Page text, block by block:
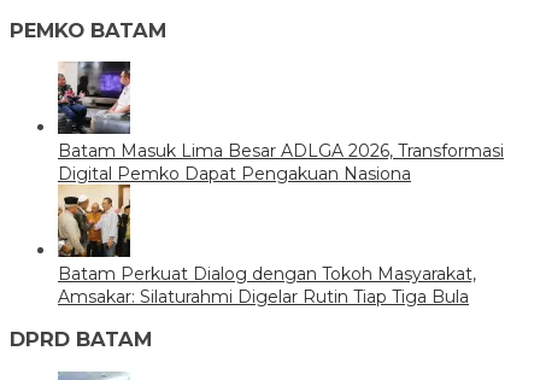
PEMKO BATAM
Batam Masuk Lima Besar ADLGA 2026, Transformasi
Digital Pemko Dapat Pengakuan Nasiona
Batam Perkuat Dialog dengan Tokoh Masyarakat,
Amsakar: Silaturahmi Digelar Rutin Tiap Tiga Bula
DPRD BATAM